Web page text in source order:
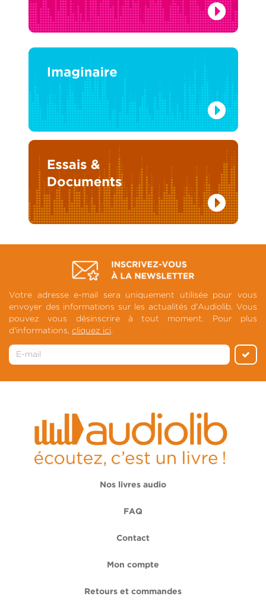
Votre adresse e-mail sera uniquement utilisée pour vous
envoyer des informations sur les actualités d'Audiolib. Vous
pouvez vous désinscrire à tout moment. Pour plus
d'informations, cliquez ici.
Nos livres audio
FAQ
Contact
Mon compte
Retours et commandes